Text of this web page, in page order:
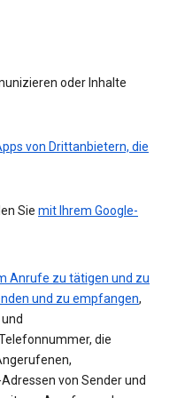
oder Inhalte
von Drittanbietern, die
Sie mit Ihrem Google-
Anrufe zu tätigen und zu
und zu empfangen,
die
von Sender und